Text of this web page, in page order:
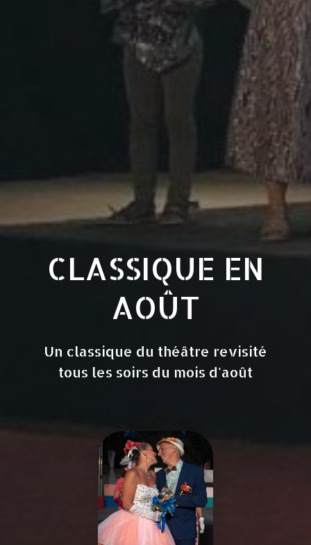
CLASSIQUE EN
AOÛT
Un classique du théâtre revisité
tous les soirs du mois d'août